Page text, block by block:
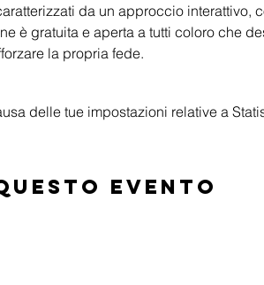
da un approccio
è gratuita e aperta a tutti coloro che
la propria fede.
delle tue impostazioni relative a
evento